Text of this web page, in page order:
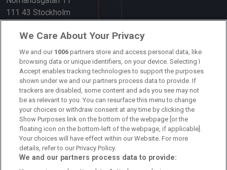
111 43 Stockholm
Länkar
Om oss
Kontakta oss
Kundtjänst
Sponsor: Rekatochklart
Annonsera på Fotbolldirekt
Redaktionell policy
We Care About Your Privacy
We and our 1006 partners store and access personal data, like
browsing data or unique identifiers, on your device. Selecting I
Accept enables tracking technologies to support the purposes
shown under we and our partners process data to provide. If
trackers are disabled, some content and ads you see may not
be as relevant to you. You can resurface this menu to change
your choices or withdraw consent at any time by clicking the
Show Purposes link on the bottom of the webpage [or the
floating icon on the bottom-left of the webpage, if applicable].
Your choices will have effect within our Website. For more
details, refer to our Privacy Policy.
We and our partners process data to provide: